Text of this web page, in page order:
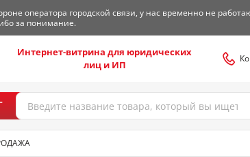
оператора городской связи, у нас временно не
за понимание.
Интернет-витрина для юридических
лиц и ИП